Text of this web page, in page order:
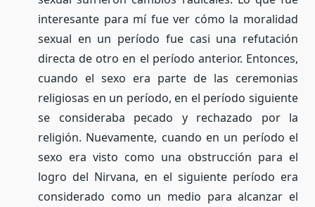
interesante para mí fue ver cómo la moralidad
sexual en un período fue casi una refutación
directa de otro en el período anterior. Entonces,
cuando el sexo era parte de las ceremonias
religiosas en un período, en el período siguiente
se consideraba pecado y rechazado por la
religión. Nuevamente, cuando en un período el
sexo era visto como una obstrucción para el
logro del Nirvana, en el siguiente período era
considerado como un medio para alcanzar el